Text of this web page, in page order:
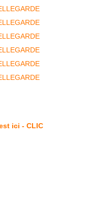
ici - CLIC